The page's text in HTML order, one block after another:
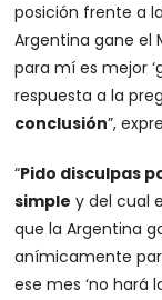
posición frente a
Argentina gane el
para mí es mejor
respuesta a la
conclusión”,
“Pido disculpas
simple y del cual
que la Argentina
anímicamente
ese mes ‘no hará